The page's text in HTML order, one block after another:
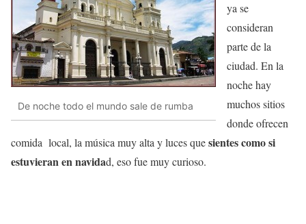
De noche todo el mundo sale de rumba
ya se
consideran
parte de la
ciudad. En la
noche hay
muchos sitios
donde ofrecen
comida local, la música muy alta y luces quesientes como si
estuvieran en navidad, eso fue muy curioso.